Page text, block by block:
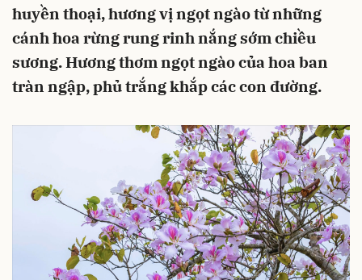
huyền thoại, hương vị ngọt ngào từ những
cánh hoa rừng rung rinh nắng sớm chiều
sương. Hương thơm ngọt ngào của hoa ban
tràn ngập, phủ trắng khắp các con đường.